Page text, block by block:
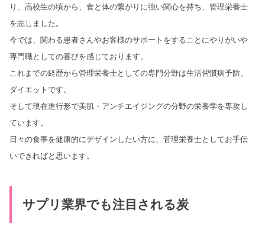
り、高校生の頃から、食と体の繋がりに強い関心を持ち、管理栄養士
を志しました。
今では、関わる患者さんやお客様のサポートをすることにやりがいや
専門職としての喜びを感じております。
これまでの経歴から管理栄養士としての専門分野は生活習慣病予防、
ダイエットです。
そして現在進行形で美肌・アンチエイジングの分野の栄養学を専攻し
ています。
日々の食事を健康的にデザインしたい方に、菅理栄養士としてお手伝
いできればと思います。
サプリ業界でも注目される炭